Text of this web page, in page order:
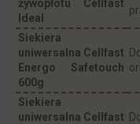
żywopłotu Cellfast
Ideal
Siekiera
uniwersalna Cellfast
Energo Safetouch
600g
Siekiera
uniwersalna Cellfast